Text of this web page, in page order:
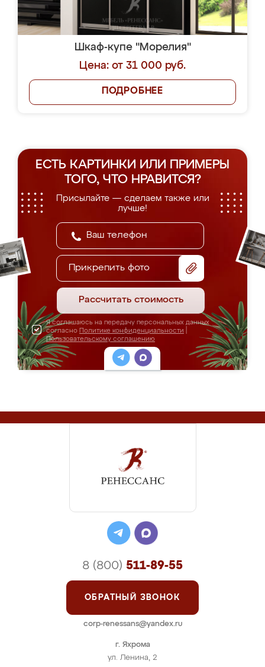
Шкаф-купе "Морелия"
Цена: от 31 000 руб.
ПОДРОБНЕЕ
ЕСТЬ КАРТИНКИ ИЛИ ПРИМЕРЫ
ТОГО, ЧТО НРАВИТСЯ?
Присылайте — сделаем также или
лучше!
Прикрепить фото
Рассчитать стоимость
Я соглашаюсь на передачу персональных данных
согласно Политике конфиденциальности
Пользовательскому соглашению
г. Яхрома
ул. Ленина, 2
8 (800) 511-89-55
ОБРАТНЫЙ ЗВОНОК
corp-renessans@yandex.ru